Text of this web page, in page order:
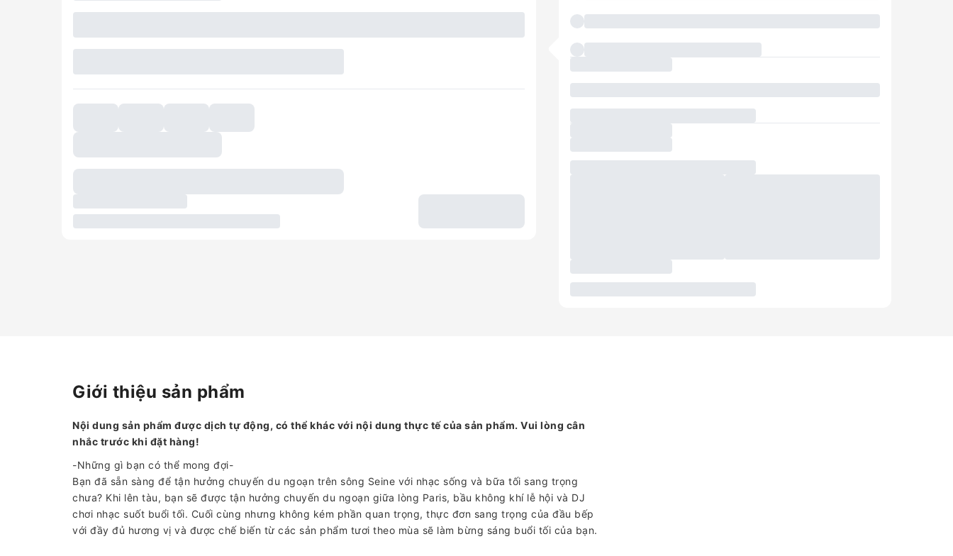
Giới thiệu sản phẩm
Nội dung sản phẩm được dịch tự động, có thể khác với nội dung thực tế của sản phẩm. Vui lòng cân
nhắc trước khi đặt hàng!
-Những gì bạn có thể mong đợi-
Bạn đã sẵn sàng để tận hưởng chuyến du ngoạn trên sông Seine với nhạc sống và bữa tối sang trọng
chưa? Khi lên tàu, bạn sẽ được tận hưởng chuyến du ngoạn giữa lòng Paris, bầu không khí lễ hội và DJ
chơi nhạc suốt buổi tối. Cuối cùng nhưng không kém phần quan trọng, thực đơn sang trọng của đầu bếp
với đầy đủ hương vị và được chế biến từ các sản phẩm tươi theo mùa sẽ làm bừng sáng buổi tối của bạn.